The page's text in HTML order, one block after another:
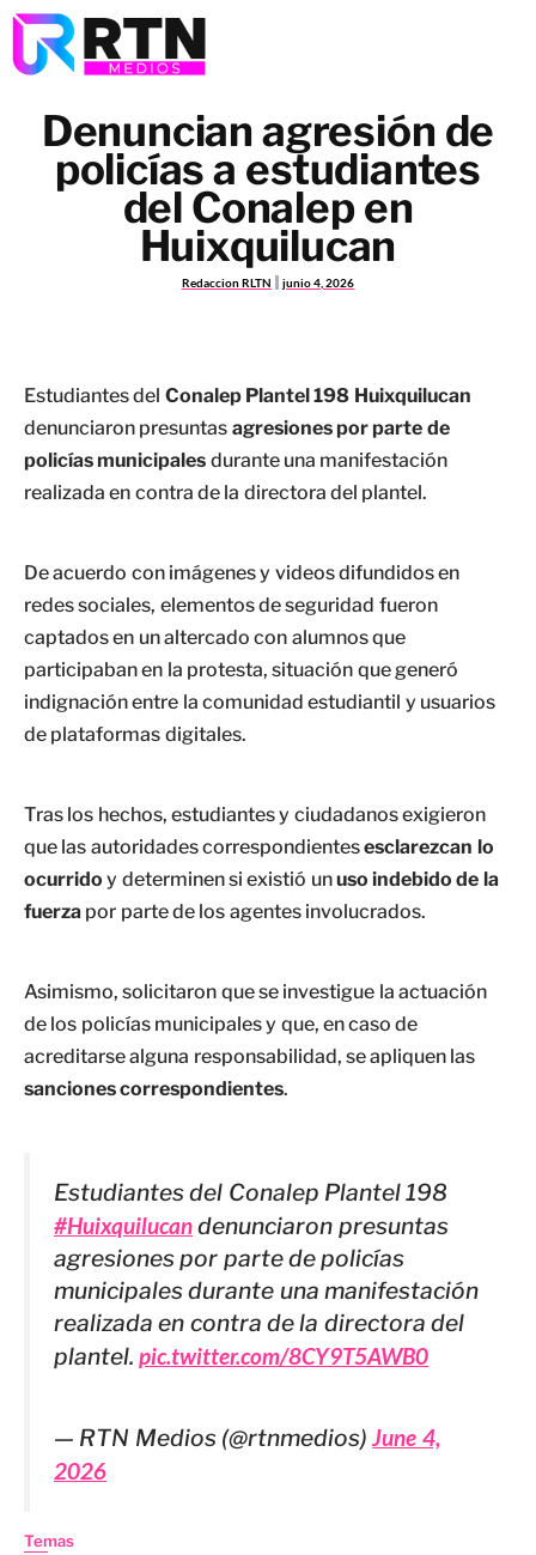
Denuncian agresión de
policías a estudiantes
del Conalep en
Huixquilucan
Redaccion RLTN junio 4, 2026
Estudiantes del Conalep Plantel 198 Huixquilucan
denunciaron presuntas agresiones por parte de
policías municipales durante una manifestación
realizada en contra de la directora del plantel.
De acuerdo con imágenes y videos difundidos en
redes sociales, elementos de seguridad fueron
captados en un altercado con alumnos que
participaban en la protesta, situación que generó
indignación entre la comunidad estudiantil y usuarios
de plataformas digitales.
Tras los hechos, estudiantes y ciudadanos exigieron
que las autoridades correspondientesesclarezcan lo
ocurrido y determinen si existió unuso indebido de la
fuerza por parte de los agentes involucrados.
Asimismo, solicitaron que se investigue la actuación
de los policías municipales y que, en caso de
acreditarse alguna responsabilidad, se apliquen las
sanciones correspondientes.
Estudiantes del Conalep Plantel 198
#Huixquilucandenunciaron presuntas
agresiones por parte de policías
municipales durante una manifestación
realizada en contra de la directora del
plantel.pic.twitter.com/8CY9T5AWB0
— RTN Medios (@rtnmedios)June 4,
2026
Temas